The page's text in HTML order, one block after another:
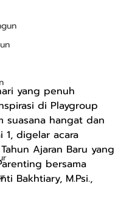
yang penuh
di Playgroup
suasana hangat dan
1, digelar acara
Ajaran Baru yang
bersama
Bakhtiary, M.Psi.,